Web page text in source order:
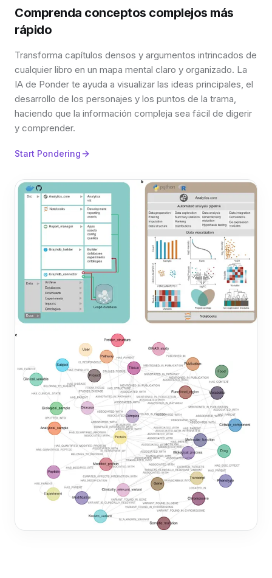
Comprenda conceptos complejos más
rápido
Transforma capítulos densos y argumentos intrincados de
cualquier libro en un mapa mental claro y organizado. La
IA de Ponder te ayuda a visualizar las ideas principales, el
desarrollo de los personajes y los puntos de la trama,
haciendo que la información compleja sea fácil de digerir
y comprender.
Start Pondering